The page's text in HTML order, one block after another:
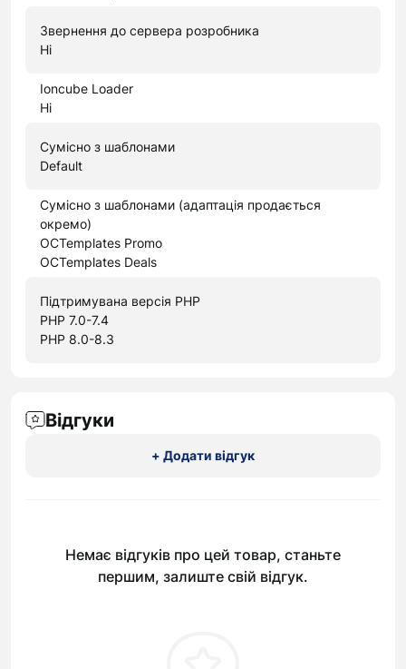
Звернення до сервера розробника
Ні
Ioncube Loader
Ні
Сумісно з шаблонами
Default
Сумісно з шаблонами (адаптація продається
окремо)
OCTemplates Promo
OCTemplates Deals
Підтримувана версія PHP
PHP 7.0-7.4
PHP 8.0-8.3
Відгуки
+ Додати відгук
Немає відгуків про цей товар, станьте
першим, залиште свій відгук.